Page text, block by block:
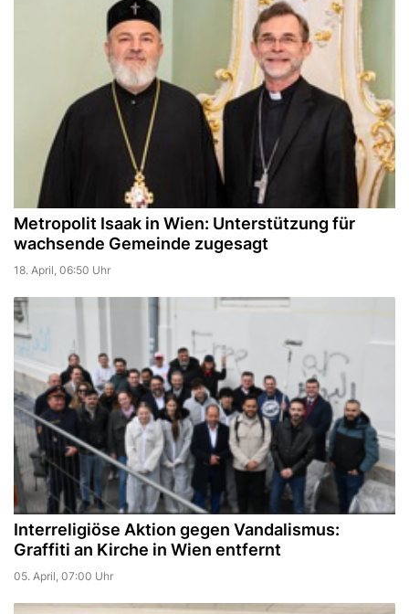
Metropolit Isaak in Wien: Unterstützung für
wachsende Gemeinde zugesagt
18. April, 06:50 Uhr
Interreligiöse Aktion gegen Vandalismus:
Graffiti an Kirche in Wien entfernt
05. April, 07:00 Uhr